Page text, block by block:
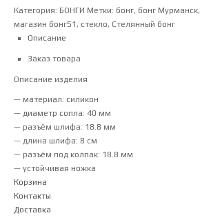
Категория: БОНГИ Метки: бонг, бонг Мурманск,
магазин бонг51 , стекло, Стелянный бонг
Описание
Заказ товара
Описание изделия
— материал: силикон
— диаметр сопла: 40 мм
— разъём шлифа: 18.8 мм
— длина шлифа: 8 см
— разъём под колпак: 18.8 мм
— устойчивая ножка
Корзина
Контакты
Доставка